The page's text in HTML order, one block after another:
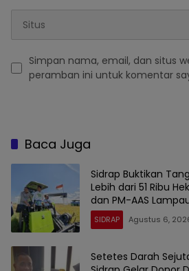
Simpan nama, email, dan situs
peramban ini untuk komentar
Baca Juga
Sidrap Buktikan
Lebih dari 51 Ribu
dan PM-AAS
SIDRAP Agustus 6,
Setetes Darah